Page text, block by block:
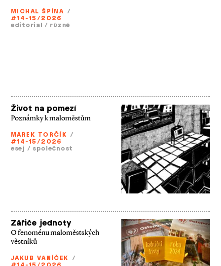
MICHAL ŠPÍNA /
#14-15/2026
editorial / různé
Život na pomezí
Poznámky k maloměstům
MAREK TORČÍK /
#14-15/2026
esej / společnost
Zářiče jednoty
O fenoménu maloměstských
věstníků
JAKUB VANÍČEK /